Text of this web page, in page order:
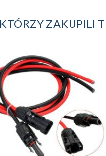
ZAKUPILI